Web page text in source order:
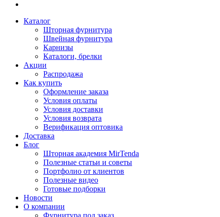
Каталог
Шторная фурнитура
Швейная фурнитура
Карнизы
Каталоги, брелки
Акции
Распродажа
Как купить
Оформление заказа
Условия оплаты
Условия доставки
Условия возврата
Верификация оптовика
Доставка
Блог
Шторная академия MirTenda
Полезные статьи и советы
Портфолио от клиентов
Полезные видео
Готовые подборки
Новости
О компании
Фурнитура под заказ